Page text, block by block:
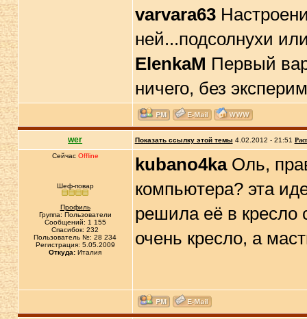
varvara63
ней...подсолнухи
ElenkaM Первый
ничего, без
wer Показать ссылку этой темы 4.02.2012 - 21:51
Сейчас Offline
Шеф-повар
Профиль
Группа: Пользователи
Сообщений: 1 155
Спасибок: 232
Пользователь №: 28 234
Регистрация: 5.05.2009
Откуда: Италия
kubano4kaОль,
компьютера? эта
решила её в кресло
очень кресло, а